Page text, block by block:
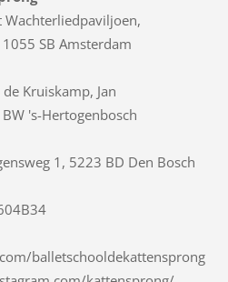
Wachterliedpaviljoen,
SB Amsterdam
Kruiskamp, Jan
's-Hertogenbosch
1, 5223 BD Den Bosch
balletschooldekattensprong